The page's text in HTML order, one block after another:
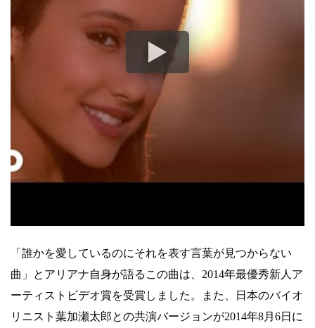
「誰かを愛しているのにそれを表す言葉が見つからない
曲」とアリアナ自身が語るこの曲は、2014年最優秀新人ア
ーティストビデオ賞を受賞しました。また、日本のバイオ
リニスト葉加瀬太郎との共演バージョンが2014年8月6日に